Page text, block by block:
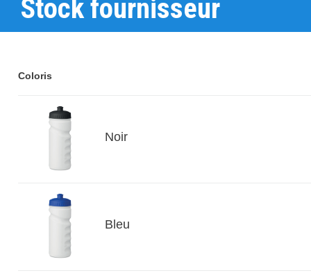
Stock fournisseur
Coloris
Noir
Bleu